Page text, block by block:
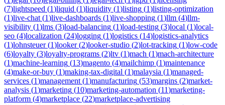
(7)lightspeed (1)liquid (1)liquidity (1)listing (1)listing-optimization
(1)live-chat (1)live-dashboards (1)live-shopping (1)llm (4)llm-
visibility (1)lms (3)load-balancing (1)load-testing (3)local (1)local-
seo (4)localization (24)logging (1)logistics (14)logistics-analytics
(1)lohnsteuer(1)looker(2)looker-studio (2)lot-tracking (1)low-code
(6)loyalty (3)loyalty-programs (2)ltv (1)mach (1)mach-architecture
(1)machine-learning (13)magento (4)mailchimp (1)maintenance
(4)make-or-buy (1)making-tax-digital (1)malaysia (1)managed-
services (1)management (1)manufacturing (53)margins (2)market-
analysis (1)marketing (10)marketing-automation (11)marketing-
platform (4)marketplace (22)marketplace-advertising